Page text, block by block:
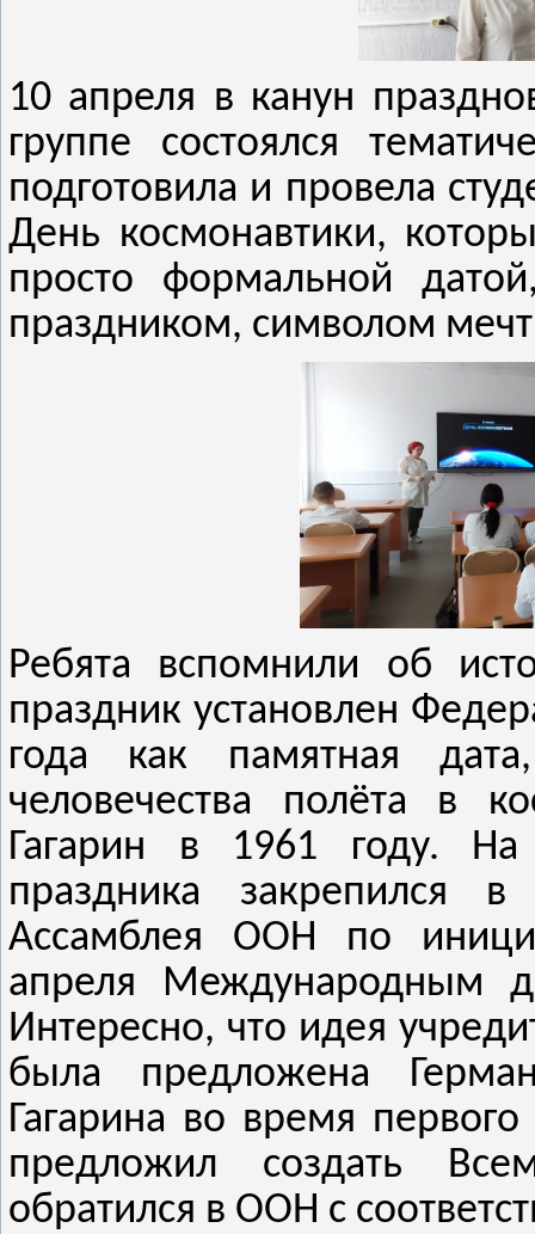
10 апреля в канун
группе состоялся
подготовила и провела
День космонавтики,
просто формальной
праздником, символом
Ребята вспомнили об
праздник установлен
года как памятная
человечества полёта в
Гагарин в 1961 году. На
праздника закрепился
Ассамблея ООН по
апреля Международным
Интересно, что идея
была предложена
Гагарина во время
предложил создать
обратился в ООН с